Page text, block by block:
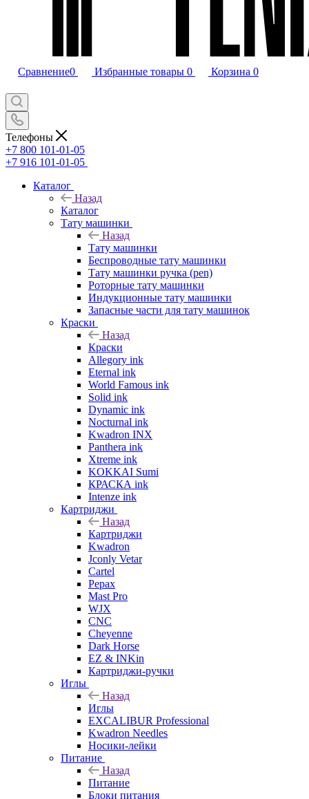
Сравнение0 Избранные товары 0 Корзина 0
Телефоны
+7 800 101-01-05
+7 916 101-01-05
Каталог
Назад
Каталог
Тату машинки
Назад
Тату машинки
Беспроводные тату машинки
Тату машинки ручка (pen)
Роторные тату машинки
Индукционные тату машинки
Запасные части для тату машинок
Краски
Назад
Краски
Allegory ink
Eternal ink
World Famous ink
Solid ink
Dynamic ink
Nocturnal ink
Kwadron INX
Panthera ink
Xtreme ink
KOKKAI Sumi
КРАСКА ink
Intenze ink
Картриджи
Назад
Картриджи
Kwadron
Jconly Vetar
Cartel
Pepax
Mast Pro
WJX
CNC
Cheyenne
Dark Horse
EZ & INKin
Картриджи-ручки
Иглы
Назад
Иглы
EXCALIBUR Professional
Kwadron Needles
Носики-лейки
Питание
Назад
Питание
Блоки питания